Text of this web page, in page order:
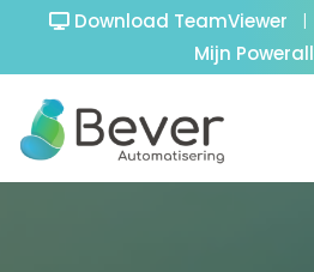
Download TeamViewer |
Mijn Powerall